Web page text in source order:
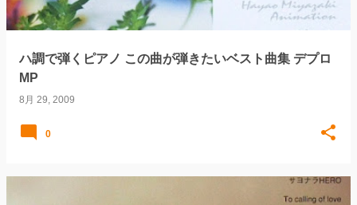
ハ調で弾くピアノ この曲が弾きたいベスト曲集 デプロ
MP
8月 29, 2009
0